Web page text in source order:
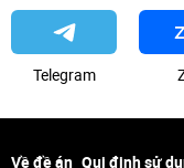
Telegram
Về đề án Qui định sử